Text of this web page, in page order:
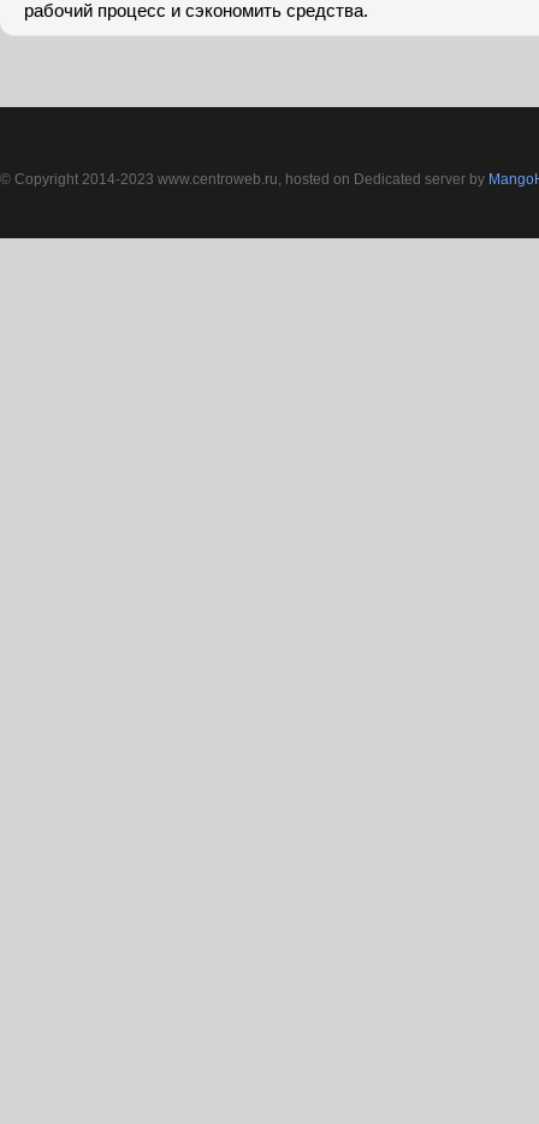
рабочий процесс и сэкономить средства.
© Copyright 2014-2023 www.centroweb.ru, hosted on Dedicated server by